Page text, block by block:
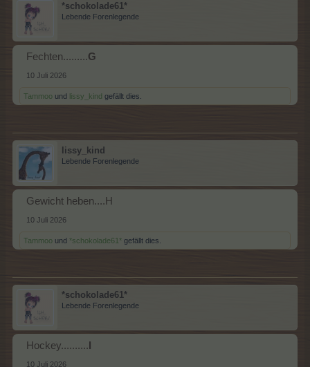
*schokolade61*
Lebende Forenlegende
Fechten.........G
10 Juli 2026
Tammoo und lissy_kind gefällt dies.
lissy_kind
Lebende Forenlegende
Gewicht heben....H
10 Juli 2026
Tammoo und *schokolade61* gefällt dies.
*schokolade61*
Lebende Forenlegende
Hockey..........
10 Juli 2026